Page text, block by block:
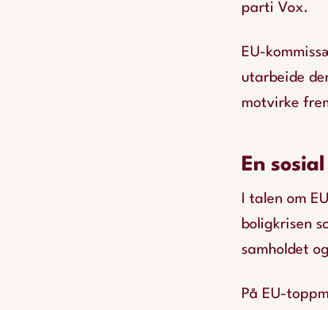
parti Vox.
EU-
utarbeide
motvirke
En
I talen om
boligkrisen
samholdet
På EU-